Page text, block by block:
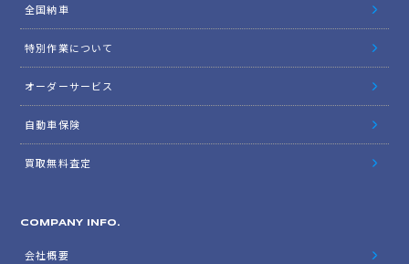
全国納車
特別作業について
オーダーサービス
自動車保険
買取無料査定
COMPANY INFO.
会社概要